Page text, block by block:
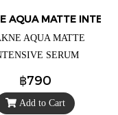
AQUA MATTE
AQUA MATTE
SERUM
แมท อินเทนซีฟ เซรั่ม
01.แฟร์ ราคา 490.-
฿790
Add to Cart